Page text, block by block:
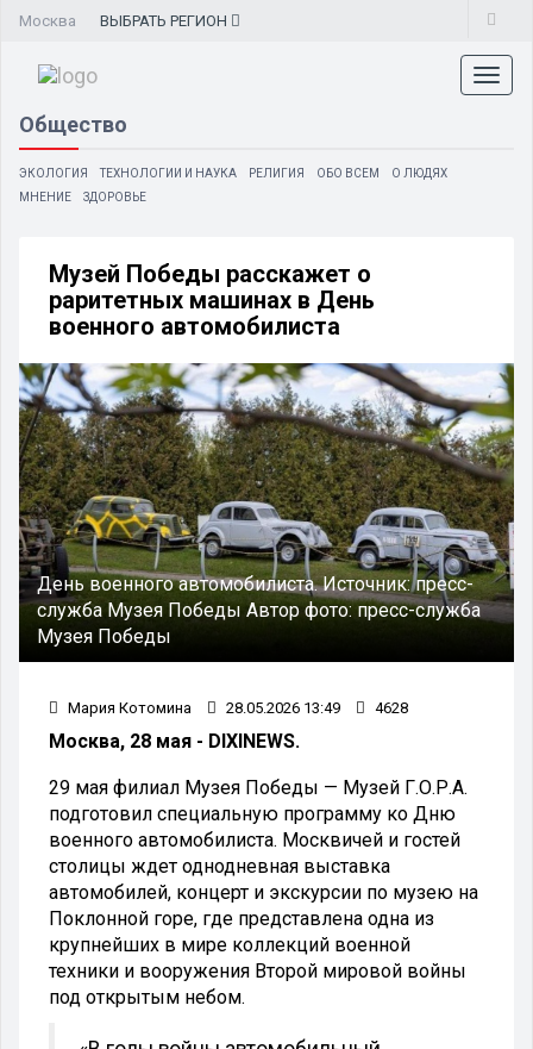
Москва ВЫБРАТЬ РЕГИОН
Общество
ЭКОЛОГИЯ ТЕХНОЛОГИИ И НАУКА РЕЛИГИЯ ОБО ВСЕМ
О ЛЮДЯХ
МНЕНИЕ
ЗДОРОВЬЕ
Музей Победы расскажет о
раритетных машинах в День
военного автомобилиста
День военного автомобилиста.Источник:пресс-
служба Музея ПобедыАвтор фото:пресс-служба
Музея Победы
Мария Котомина 28.05.2026 13:49 4628
Москва, 28 мая - DIXINEWS.
29 мая филиал Музея Победы — Музей Г.О.Р.А.
подготовил специальную программу ко Дню
военного автомобилиста. Москвичей и гостей
столицы ждет однодневная выставка
автомобилей, концерт и экскурсии по музею на
Поклонной горе, где представлена одна из
крупнейших в мире коллекций военной
техники и вооружения Второй мировой войны
под открытым небом.